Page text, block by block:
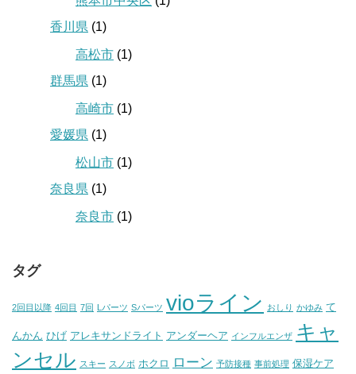
香川県 (1)
高松市 (1)
群馬県 (1)
高崎市 (1)
愛媛県 (1)
松山市 (1)
奈良県 (1)
奈良市 (1)
タグ
2回目以降 4回目 7回 Lパーツ Sパーツ vioライン おしり かゆみ て
んかん ひげ アレキサンドライト アンダーヘア インフルエンザ キャ
ンセル スキー スノボ ホクロ ローン 予防接種 事前処理 保湿ケア